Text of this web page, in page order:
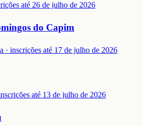
até 26 de julho de 2026
do Capim
· inscrições até 17 de julho de 2026
até 13 de julho de 2026